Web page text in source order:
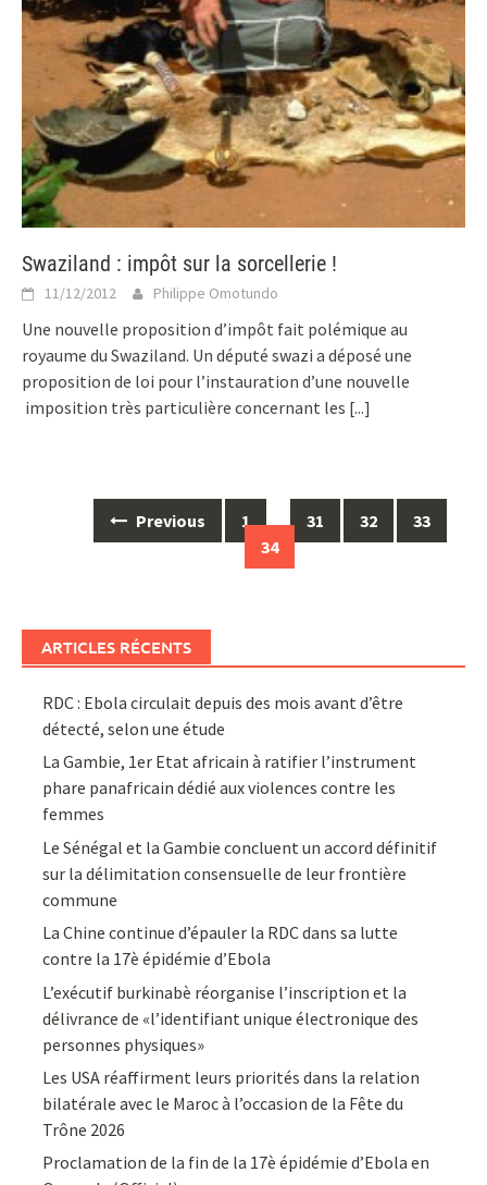
Swaziland : impôt sur la sorcellerie !
11/12/2012 Philippe Omotundo
Une nouvelle proposition d’impôt fait polémique au
royaume du Swaziland. Un député swazi a déposé une
proposition de loi pour l’instauration d’une nouvelle
imposition très particulière concernant les [...]
navigation
Previous 1 … 31 32
33
34
ARTICLES RÉCENTS
RDC : Ebola circulait depuis des mois avant d’être
détecté, selon une étude
La Gambie, 1er Etat africain à ratifier l’instrument
phare panafricain dédié aux violences contre les
femmes
Le Sénégal et la Gambie concluent un accord définitif
sur la délimitation consensuelle de leur frontière
commune
La Chine continue d’épauler la RDC dans sa lutte
contre la 17è épidémie d’Ebola
L’exécutif burkinabè réorganise l’inscription et la
délivrance de «l’identifiant unique électronique des
personnes physiques»
Les USA réaffirment leurs priorités dans la relation
bilatérale avec le Maroc à l’occasion de la Fête du
Trône 2026
Proclamation de la fin de la 17è épidémie d’Ebola en